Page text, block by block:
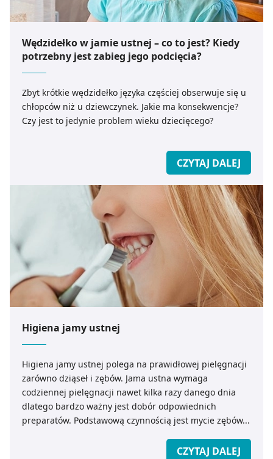
Wędzidełko w jamie ustnej – co to jest? Kiedy
potrzebny jest zabieg jego podcięcia?
Zbyt krótkie wędzidełko języka częściej obserwuje się u
chłopców niż u dziewczynek. Jakie ma konsekwencje?
Czy jest to jedynie problem wieku dziecięcego?
CZYTAJ DALEJ
Higiena jamy ustnej
Higiena jamy ustnej polega na prawidłowej pielęgnacji
zarówno dziąseł i zębów. Jama ustna wymaga
codziennej pielęgnacji nawet kilka razy danego dnia
dlatego bardzo ważny jest dobór odpowiednich
preparatów. Podstawową czynnością jest mycie zębów...
CZYTAJ DALEJ